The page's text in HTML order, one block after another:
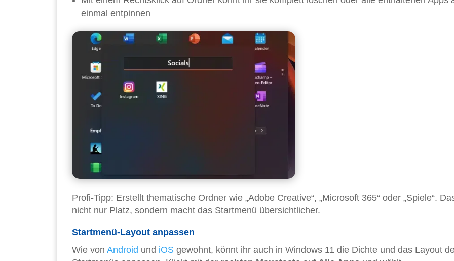
einmal entpinnen
Profi-Tipp: Erstellt thematische Ordner wie „Adobe Creative“, „Microsoft 365“ oder „Spiele“.
nicht nur Platz, sondern macht das Startmenü übersichtlicher.
Startmenü-Layout anpassen
Wie von Android und iOS gewohnt, könnt ihr auch in Windows 11 die Dichte und das Layout